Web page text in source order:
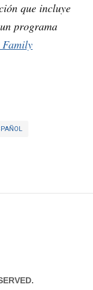
que incluye
programa